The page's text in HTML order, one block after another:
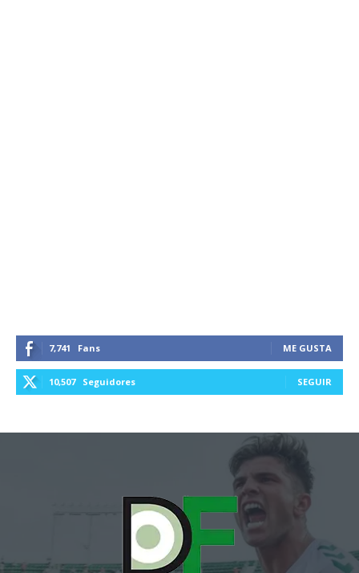
7,741 Fans ME GUSTA
10,507 Seguidores SEGUIR